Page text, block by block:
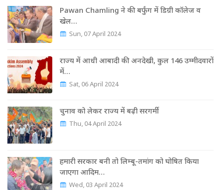
Pawan Chamling ने की बर्फुंग में डिग्री कॉलेज व
खेल…
Sun, 07 April 2024
राज्‍य में आधी आबादी की अनदेखी, कुल 146 उम्‍मीदवारों
में…
Sat, 06 April 2024
चुनाव को लेकर राज्‍य में बढ़ी सरगर्मी
Thu, 04 April 2024
हमारी सरकार बनी तो लिम्बू-तमांग को घोषित किया
जाएगा आदिम…
Wed, 03 April 2024